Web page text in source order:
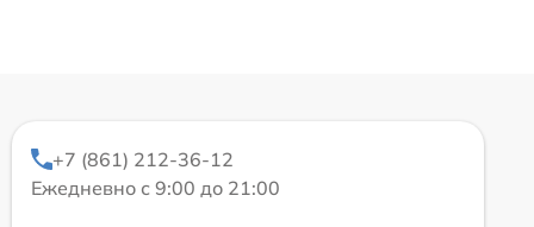
+7 (861) 212-36-12
Ежедневно с 9:00 до 21:00